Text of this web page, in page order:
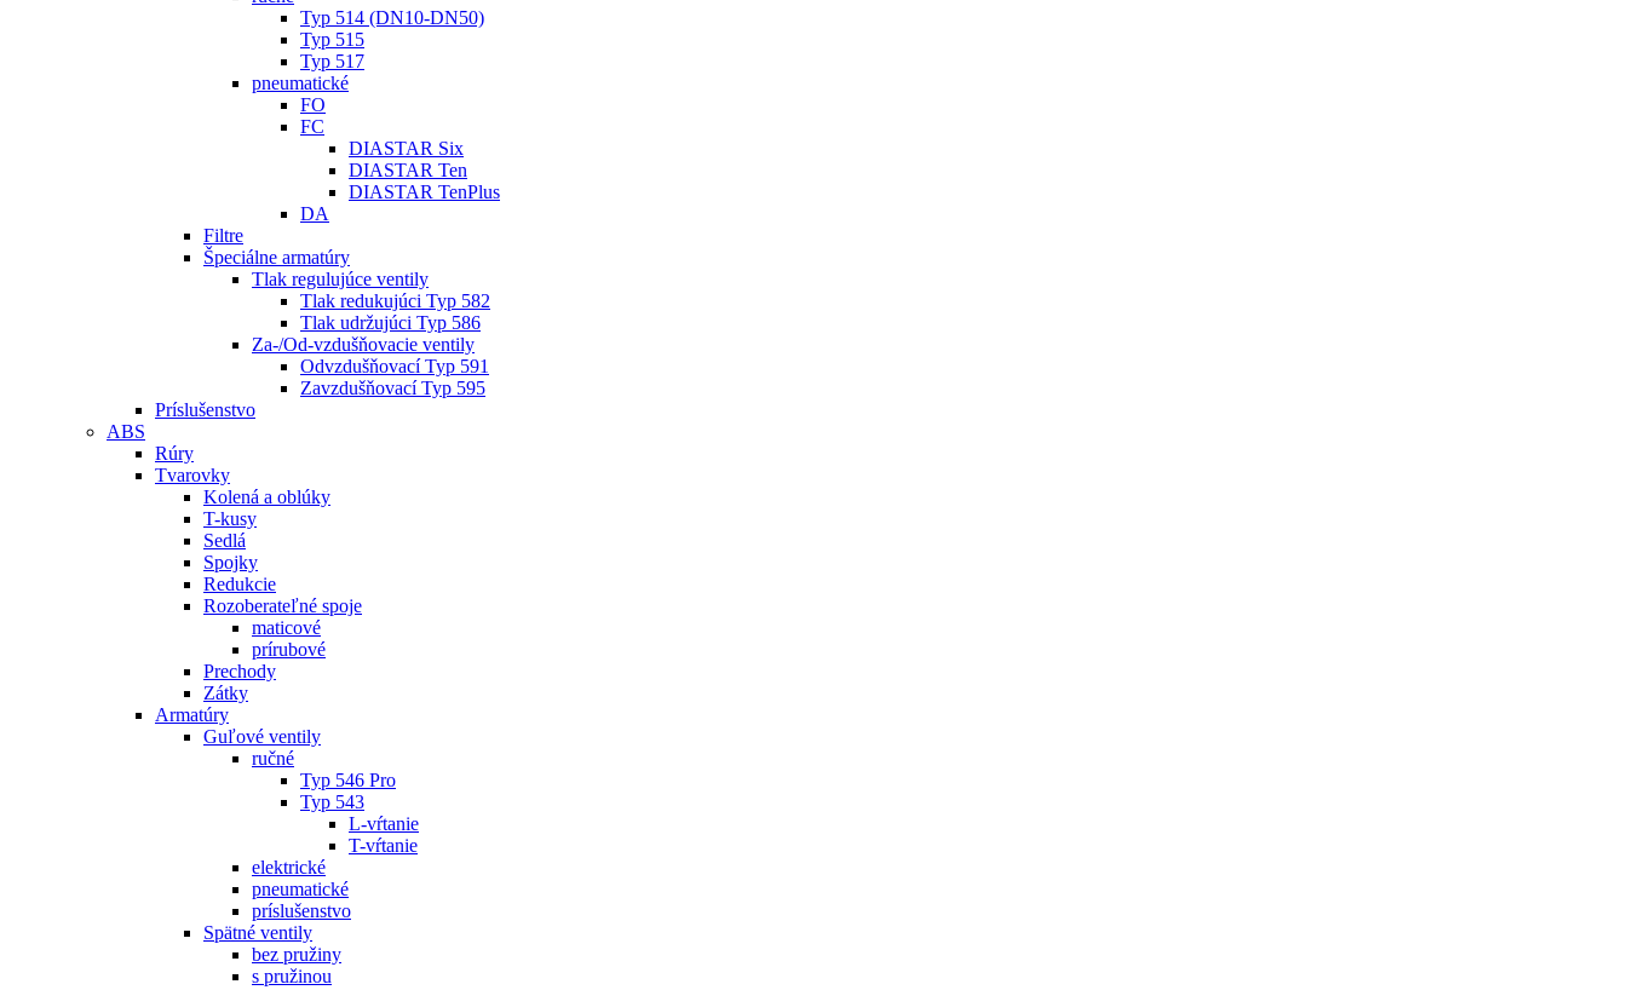
Typ 514 (DN10-DN50)
Typ 515
Typ 517
pneumatické
FO
FC
DIASTAR Six
DIASTAR Ten
DIASTAR TenPlus
DA
Filtre
Špeciálne armatúry
Tlak regulujúce ventily
Tlak redukujúci Typ 582
Tlak udržujúci Typ 586
Za-/Od-vzdušňovacie ventily
Odvzdušňovací Typ 591
Zavzdušňovací Typ 595
Príslušenstvo
ABS
Rúry
Tvarovky
Kolená a oblúky
T-kusy
Sedlá
Spojky
Redukcie
Rozoberateľné spoje
maticové
prírubové
Prechody
Zátky
Armatúry
Guľové ventily
ručné
Typ 546 Pro
Typ 543
L-vŕtanie
T-vŕtanie
elektrické
pneumatické
príslušenstvo
Spätné ventily
bez pružiny
s pružinou